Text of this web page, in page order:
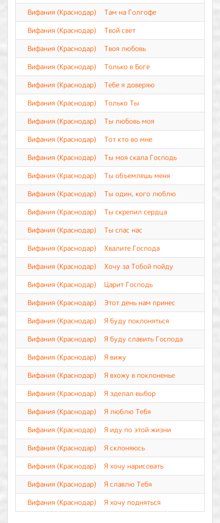
Вифания (Краснодар)
Там на Голгофе
Вифания (Краснодар)
Твой свет
Вифания (Краснодар)
Твоя любовь
Вифания (Краснодар)
Только в Боге
Вифания (Краснодар)
Тебе я доверяю
Вифания (Краснодар)
Только Ты
Вифания (Краснодар)
Ты любовь моя
Вифания (Краснодар)
Тот кто во мне
Вифания (Краснодар)
Ты моя скала Господь
Вифания (Краснодар)
Ты объемлешь меня
Вифания (Краснодар)
Ты один, кого люблю
Вифания (Краснодар)
Ты скрепил сердца
Вифания (Краснодар)
Ты спас нас
Вифания (Краснодар)
Хвалите Господа
Вифания (Краснодар)
Хочу за Тобой пойду
Вифания (Краснодар)
Царит Господь
Вифания (Краснодар)
Этот день нам принес
Вифания (Краснодар)
Я буду поклоняться
Вифания (Краснодар)
Я буду славить Господа
Вифания (Краснодар)
Я вижу
Вифания (Краснодар)
Я вхожу в поклоненье
Вифания (Краснодар)
Я зделал выбор
Вифания (Краснодар)
Я люблю Тебя
Вифания (Краснодар)
Я иду по этой жизни
Вифания (Краснодар)
Я склоняюсь
Вифания (Краснодар)
Я хочу нарисовать
Вифания (Краснодар)
Я славлю Тебя
Вифания (Краснодар)
Я хочу подняться